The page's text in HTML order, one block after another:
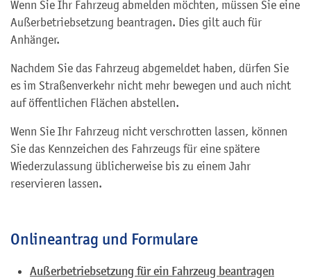
Wenn Sie Ihr Fahrzeug abmelden möchten, müssen Sie eine
Außerbetriebsetzung beantragen. Dies gilt auch für
Anhänger.
Nachdem Sie das Fahrzeug abgemeldet haben, dürfen Sie
es im Straßenverkehr nicht mehr bewegen und auch nicht
auf öffentlichen Flächen abstellen.
Wenn Sie Ihr Fahrzeug nicht verschrotten lassen, können
Sie das Kennzeichen des Fahrzeugs für eine spätere
Wiederzulassung üblicherweise bis zu einem Jahr
reservieren lassen.
Onlineantrag und Formulare
Außerbetriebsetzung für ein Fahrzeug beantragen